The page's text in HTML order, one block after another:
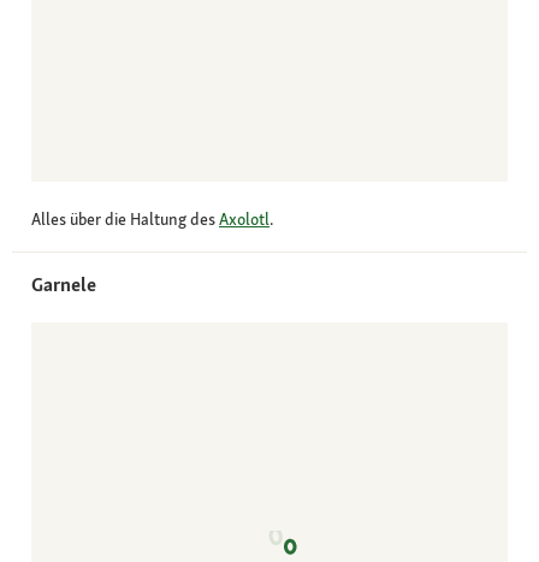
Alles über die Haltung desAxolotl.
Garnele